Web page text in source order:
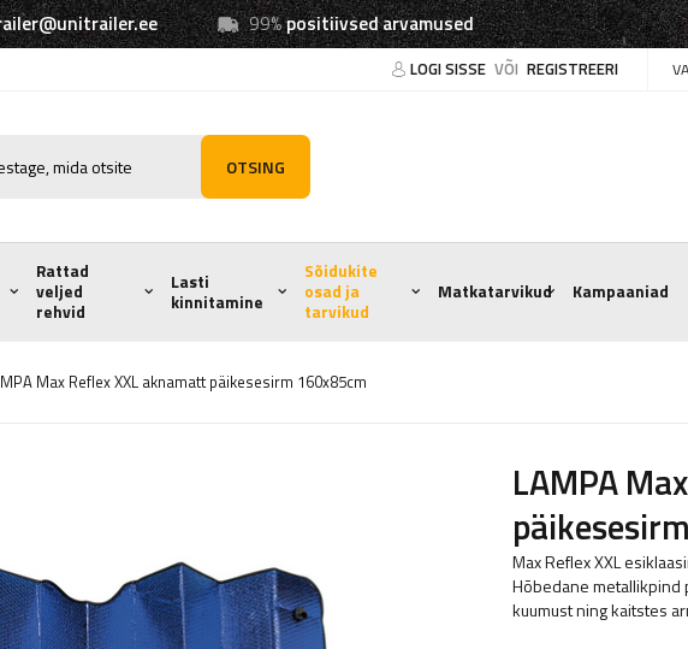
99%positiivsed arvamused
LOGI SISSE VÕI REGISTREERI
OTSING
Rattad
veljed
rehvid
Lasti
kinnitamine
Sõidukite
osad ja
tarvikud
Matkatarvikud Kampaaniad
Max Reflex XXL aknamatt päikesesirm 160x85cm
LAMPA
Max Reflex XXL
Hõbedane metallikpind
kuumust ning kaitstes